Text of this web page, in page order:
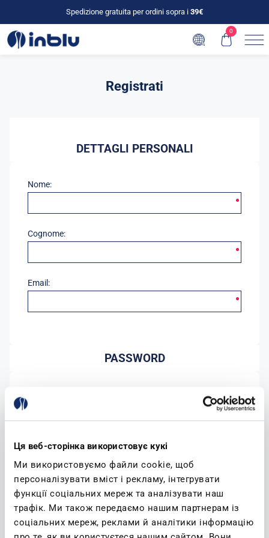
Ця веб-сторінка використовує кукі
Ми використовуємо файли cookie, щоб
персоналізувати вміст і рекламу, інтегрувати
функції соціальних мереж та аналізувати наш
трафік. Ми також передаємо нашим партнерам із
соціальних мереж, реклами й аналітики інформацію
Spedizione gratuita per ordini sopra i 39€
0
Registrati
DETTAGLI PERSONALI
Nome:
Cognome:
Email:
PASSWORD
Conferma password:
Accetto l'informativa sulla privacy